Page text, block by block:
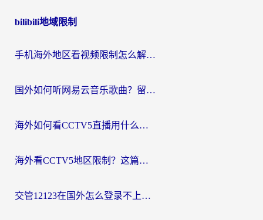
导
bilibili地域限制
手机海外地区看视频限制怎么解决？留学生亲测有效的回国加速器指南
国外如何听网易云音乐歌曲？留学生亲测有效的回国加速方案
海外如何看CCTV5直播用什么平台？2026最新指南：看欧洲杯、中超、奥运不再卡
海外看CCTV5地区限制？这篇指南帮你流畅看欧洲杯、NBA还听中文解说
交管12123在国外怎么登录不上？海外华人必看的回国加速器选择指南